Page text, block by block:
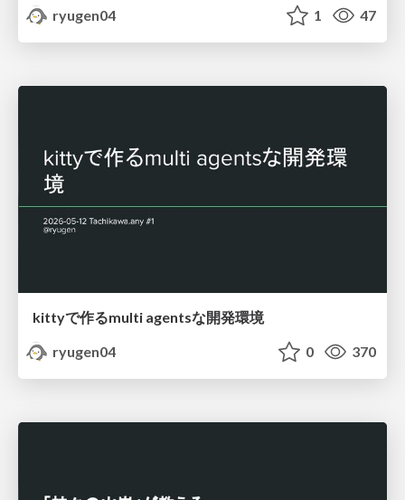
ryugen04
1 47
kittyで作るmulti agentsな開発環境
ryugen04
0 370